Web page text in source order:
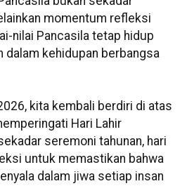
momentum refleksi
nilai Pancasila tetap hidup
dalam kehidupan berbangsa
kita kembali berdiri di atas
Hari Lahir
seremoni tahunan, hari
untuk memastikan bahwa
dalam jiwa setiap insan